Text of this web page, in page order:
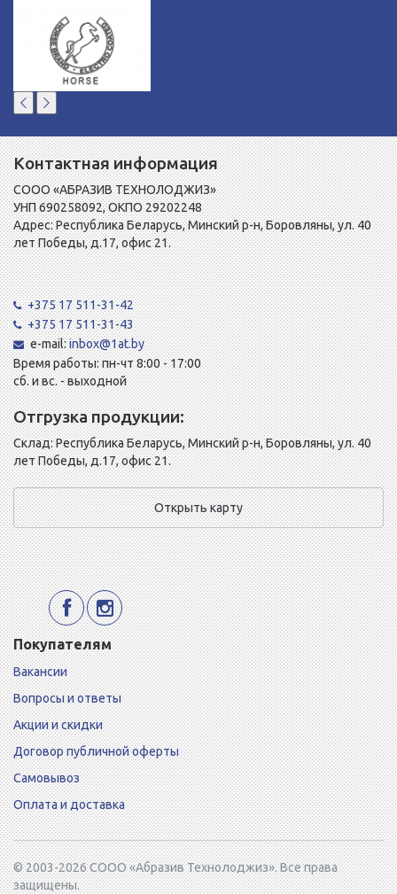
Контактная информация
СООО «АБРАЗИВ ТЕХНОЛОДЖИЗ»
УНП 690258092, ОКПО 29202248
Адрес: Республика Беларусь, Минский р-н, Боровляны, ул. 40
лет Победы, д.17, офис 21.
+375 17 511-31-42
+375 17 511-31-43
e-mail:inbox@1at.by
Время работы: пн-чт 8:00 - 17:00
сб. и вс. - выходной
Отгрузка продукции:
Склад: Республика Беларусь, Минский р-н, Боровляны, ул. 40
лет Победы, д.17, офис 21.
Открыть карту
Покупателям
Вакансии
Вопросы и ответы
Акции и скидки
Договор публичной оферты
Самовывоз
Оплата и доставка
© 2003-2026 СООО «Абразив Технолоджиз». Все права
защищены.